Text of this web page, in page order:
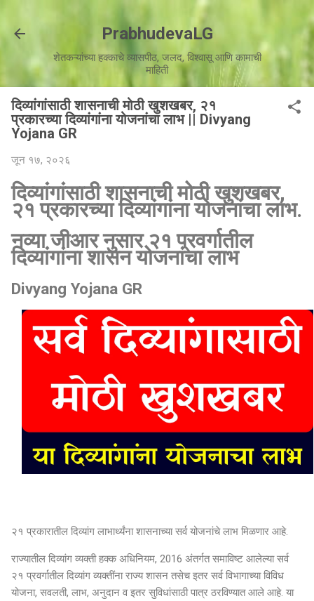
मुख्य सामग्रीवर वगळा
PrabhudevaLG
शेतकऱ्यांच्या हक्काचे व्यासपीठ, जलद, विश्वासू आणि कामाची
माहिती
दिव्यांगांसाठी शासनाची मोठी खुशखबर, २१
प्रकारच्या दिव्यांगांना योजनांचा लाभ || Divyang
Yojana GR
जून १७, २०२६
दिव्यांगांसाठी शासनाची मोठी खुशखबर,
२१ प्रकारच्या दिव्यांगांना योजनांचा लाभ.
नव्या जीआर नुसार २१ प्रवर्गातील
दिव्यांगांना शासन योजनांचा लाभ
Divyang Yojana GR
२१ प्रकारातील दिव्यांग लाभार्थ्यंना शासनाच्या सर्व योजनांचे लाभ मिळणार आहे.
राज्यातील दिव्यांग व्यक्ती हक्क अधिनियम, 2016 अंतर्गत समाविष्ट आलेल्या सर्व
२१ प्रवर्गातील दिव्यांग व्यक्तींना राज्य शासन तसेच इतर सर्व विभागाच्या विविध
योजना, सवलती, लाभ, अनुदान व इतर सुविधांसाठी पात्र ठरविण्यात आले आहे. या